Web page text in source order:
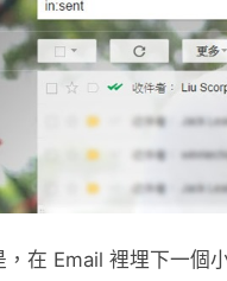
，在 Email 裡埋下一個